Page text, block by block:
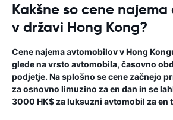
Kakšne so cene
v državi Hong Kong?
Cene najema avtomobilov v Hong
glede na vrsto avtomobila, časovno
podjetje. Na splošno se cene začnejo
za osnovno limuzino za en dan in se
3000 HK$ za luksuzni avtomobil za en